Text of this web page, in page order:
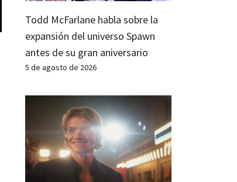
Todd McFarlane habla sobre la
expansión del universo Spawn
antes de su gran aniversario
5 de agosto de 2026